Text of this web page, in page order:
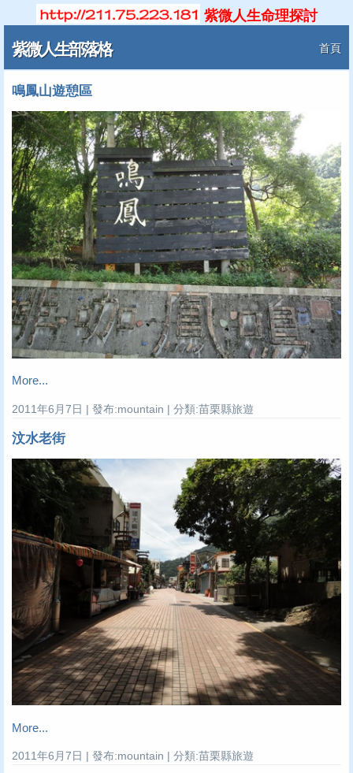
紫微人生命理探討
紫微人生部落格 首頁
鳴鳳山遊憩區
More...
2011年6月7日 | 發布:mountain | 分類:苗栗縣旅遊
汶水老街
More...
2011年6月7日 | 發布:mountain | 分類:苗栗縣旅遊